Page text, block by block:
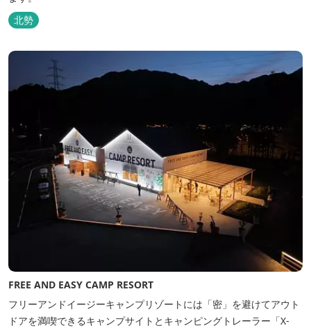
北勢
FREE AND EASY CAMP RESORT
フリーアンドイージーキャンプリゾートには「密」を避けてアウト
ドアを満喫できるキャンプサイトとキャンピングトレーラー「X-